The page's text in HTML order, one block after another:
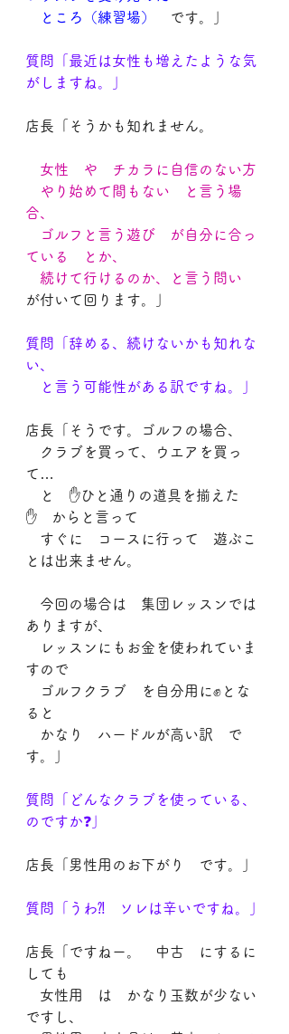
ところ（練習場）
です。」
質問「最近は女性も増えたような気
がしますね。」
店長「そうかも知れません。
女性　や　チカラに自信のない方
やり始めて間もない　と言う場
合、
ゴルフと言う遊び　が自分に合っ
ている　とか、
続けて行けるのか、と言う問い
が付いて回ります。」
質問「辞める、続けないかも知れな
い、
と言う可能性がある訳ですね。」
店長「そうです。ゴルフの場合、
クラブを買って、ウエアを買っ
て…
と　✋ひと通りの道具を揃えた
✋　からと言って
すぐに　コースに行って　遊ぶこ
とは出来ません。
今回の場合は　集団レッスンでは
ありますが、
レッスンにもお金を使われていま
すので
ゴルフクラブ　を自分用に✊とな
ると
かなり　ハードルが高い訳　で
す。」
質問「どんなクラブを使っている、
のですか❓」
店長「男性用のお下がり　です。」
質問「うわ⁈　ソレは辛いですね。」
店長「ですねー。　中古　にするに
しても
女性用　は　かなり玉数が少ない
ですし、